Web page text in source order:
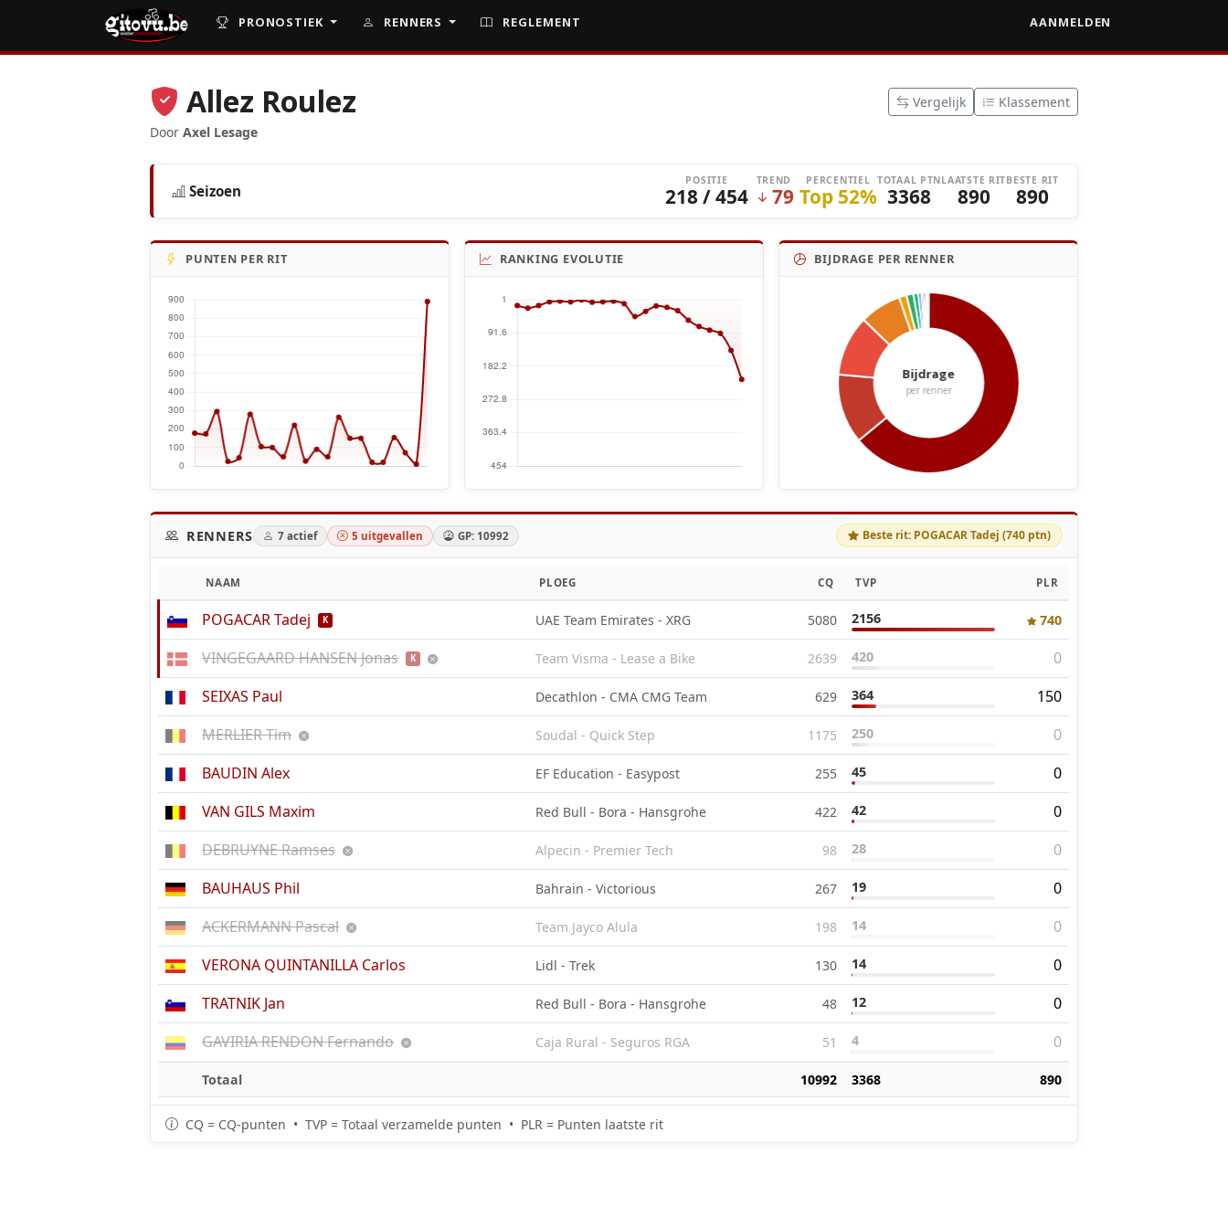
PRONOSTIEK RENNERS REGLEMENT AANMELDEN
Allez Roulez
DoorAxel Lesage
Vergelijk Klassement
Seizoen
POSITIE
218 / 454
TREND
79
PERCENTIEL
Top 52%
TOTAAL PTN
3368
LAATSTE RIT
890
BESTE RIT
890
PUNTEN PER RIT RANKING EVOLUTIE BIJDRAGE PER RENNER
RENNERS 7 actief 5 uitgevallen GP: 10992 Beste rit: POGACAR Tadej (740 ptn)
NAAM PLOEG CQ TVP PLR
POGACAR Tadej K UAE Team Emirates - XRG 5080 2156 740
VINGEGAARD HANSEN Jonas K Team Visma - Lease a Bike 2639 420
0
SEIXAS Paul
Decathlon - CMA CMG Team 629 364
150
MERLIER Tim
Soudal - Quick Step 1175 250
0
BAUDIN Alex
EF Education - Easypost 255 45
0
VAN GILS Maxim
Red Bull - Bora - Hansgrohe 422 42
0
DEBRUYNE Ramses
Alpecin - Premier Tech 98 28
0
BAUHAUS Phil
Bahrain - Victorious 267 19
0
ACKERMANN Pascal
Team Jayco Alula 198 14
0
VERONA QUINTANILLA Carlos
Lidl - Trek 130 14
0
TRATNIK Jan
Red Bull - Bora - Hansgrohe 48 12
0
GAVIRIA RENDON Fernando
Caja Rural - Seguros RGA 51 4 0
Totaal 10992 3368 890
CQ = CQ-punten • TVP = Totaal verzamelde punten • PLR = Punten laatste rit